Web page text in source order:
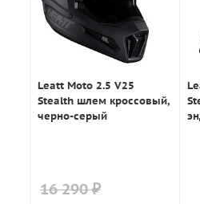
Leatt Moto 2.5 V25
Stealth шлем кроссовый,
черно-серый
16 290 ₽